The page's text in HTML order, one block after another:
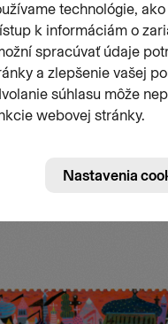
Bienále
Číslo emisie
852